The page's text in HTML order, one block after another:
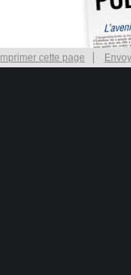
Imprimer cette page